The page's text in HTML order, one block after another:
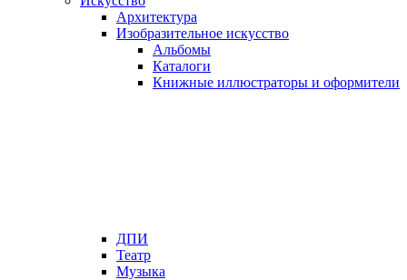
Архитектура
Изобразительное искусство
Альбомы
Каталоги
Книжные иллюстраторы и оформители
ДПИ
Театр
Музыка